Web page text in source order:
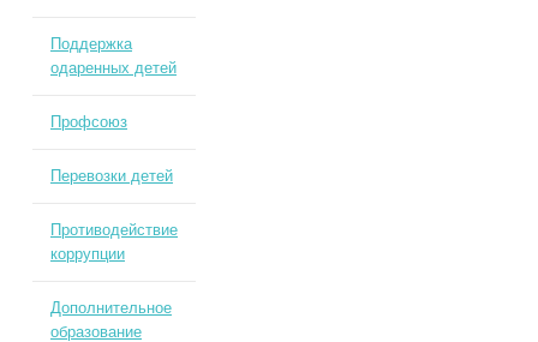
Поддержка
одаренных детей
Профсоюз
Перевозки детей
Противодействие
коррупции
Дополнительное
образование